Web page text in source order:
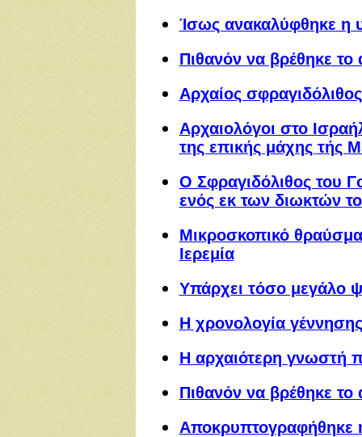
Ίσως ανακαλύφθηκε
Πιθανόν να βρέθηκε το
Αρχαίος
Αρχαιολόγοι στο
της επικής μάχης τής
Ο Σφραγιδόλιθος του
ενός εκ των διωκτών
Μικροσκοπικό θραύσμα
Ιερεμία
Υπάρχει τόσο μεγάλο
Η χρονολογία
Η αρχαιότερη γνωστή
Πιθανόν να βρέθηκε το
Αποκρυπτογραφήθηκε